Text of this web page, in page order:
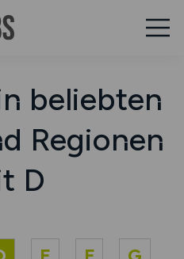
beliebten
Regionen
D